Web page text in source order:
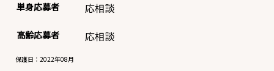
単身応募者 応相談
高齢応募者 応相談
保護日：2022年08月